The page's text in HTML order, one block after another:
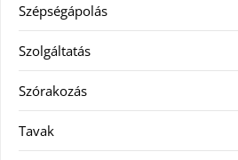
Szépségápolás
Szolgáltatás
Szórakozás
Tavak